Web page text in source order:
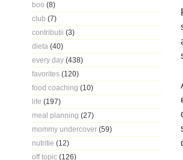
boo (8)
club (7)
contributii (3)
dieta (40)
every day (438)
favorites (120)
food coaching (10)
life (197)
meal planning (27)
mommy undercover (59)
nutritie (12)
off topic (126)